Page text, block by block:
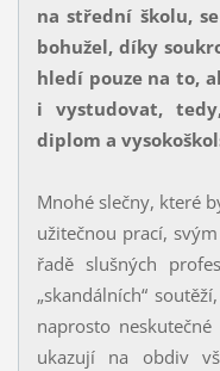
na střední školu,
bohužel, díky
hledí pouze na to,
i vystudovat,
diplom a
Mnohé slečny, které
užitečnou prací,
řadě slušných
„skandálních“
naprosto
ukazují na obdiv